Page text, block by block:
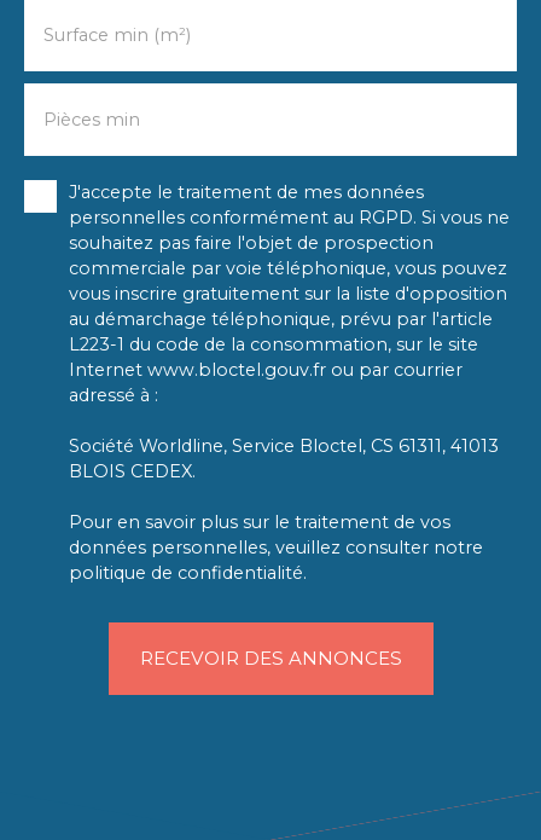
Surface min (m²)
Pièces min
J'accepte le traitement de mes données
personnelles conformément au RGPD. Si vous ne
souhaitez pas faire l'objet de prospection
commerciale par voie téléphonique, vous pouvez
vous inscrire gratuitement sur la liste d'opposition
au démarchage téléphonique, prévu par l'article
L223-1 du code de la consommation, sur le site
Internet www.bloctel.gouv.fr ou par courrier
adressé à :
Société Worldline, Service Bloctel, CS 61311, 41013
BLOIS CEDEX.
Pour en savoir plus sur le traitement de vos
données personnelles, veuillez consulter notre
politique de confidentialité.
RECEVOIR DES ANNONCES